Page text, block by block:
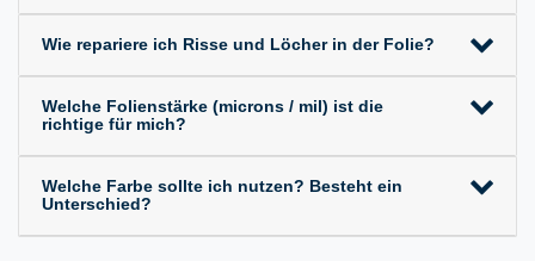
Wie repariere ich Risse und Löcher in der Folie?
Welche Folienstärke (microns / mil) ist die
richtige für mich?
Welche Farbe sollte ich nutzen? Besteht ein
Unterschied?